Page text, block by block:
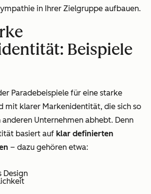
in Ihrer Zielgruppe aufbauen.
Beispiele
Paradebeispiele für eine starke
mit klarer Markenidentität, die sich so
Unternehmen abhebt. Denn
basiert auf klar definierten
– dazu gehören etwa:
Design